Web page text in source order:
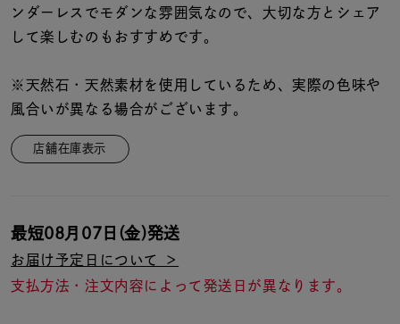
メンズ
リングサイズ
～
価格 ¥0
在庫
ンダーレスでモダンな雰囲気なので、大切な方とシェア
して楽しむのもおすすめです。
※天然石・天然素材を使用しているため、実際の色味や
風合いが異なる場合がございます。
店舗在庫表示
最短08月07日(金)発送
お届け予定日について ＞
支払方法・注文内容によって発送日が異なります。